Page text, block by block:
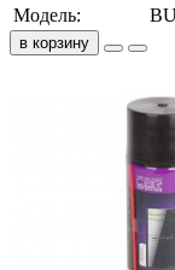
Модель:
в корзину